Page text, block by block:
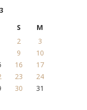
S
M
2
3
9
10
16
17
23
24
30
31